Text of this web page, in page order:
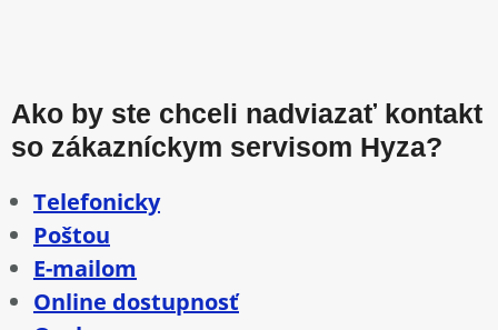
Ako by ste chceli nadviazať kontakt
so zákazníckym servisom Hyza?
Telefonicky
Poštou
E-mailom
Online dostupnosť